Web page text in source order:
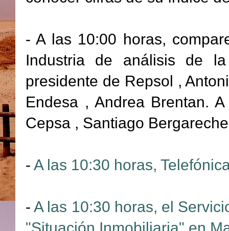
- A las 10:00 horas,
Industria de análisis de
presidente de Repsol ,
Endesa , Andrea Brentan.
Cepsa , Santiago
- A las 10:30 horas,
-A las 10:30 horas, el